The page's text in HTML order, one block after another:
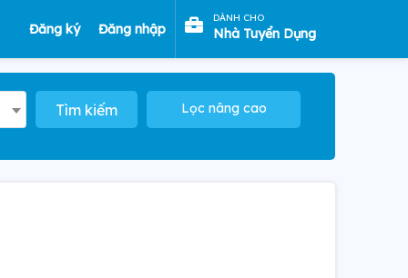
Đăng ký Đăng nhập
DÀNH CHO
Nhà Tuyển Dụng
Tìm kiếm Lọc nâng cao